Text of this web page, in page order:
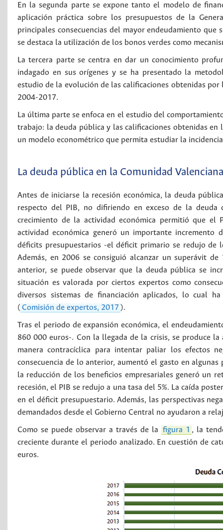
En la segunda parte se expone tanto el modelo de
aplicación práctica sobre los presupuestos de la
principales consecuencias del mayor endeudamiento
se destaca la utilización de los bonos verdes como
La tercera parte se centra en dar un conocimiento
indagado en sus orígenes y se ha presentado la
estudio de la evolución de las calificaciones obtenidas
2004-2017.
La última parte se enfoca en el estudio del
trabajo: la deuda pública y las calificaciones obtenidas
un modelo econométrico que permita estudiar la
La deuda pública en la Comunidad Valenciana
Antes de iniciarse la recesión económica, la deuda
respecto del PIB, no difiriendo en exceso de la deuda
crecimiento de la actividad económica permitió que el
actividad económica generó un importante
déficits presupuestarios -el déficit primario se redujo
Además, en 2006 se consiguió alcanzar un superávit
anterior, se puede observar que la deuda pública se
situación es valorada por ciertos expertos como
diversos sistemas de financiación aplicados, lo cual
( Comisión de expertos, 2017 ).
Tras el periodo de expansión económica, el
860 000 euros-. Con la llegada de la crisis, se produce
manera contracíclica para intentar paliar los efectos
consecuencia de lo anterior, aumentó el gasto en
la reducción de los beneficios empresariales generó un
recesión, el PIB se redujo a una tasa del 5%. La caída
en el déficit presupuestario. Además, las perspectivas
demandados desde el Gobierno Central no ayudaron a
Como se puede observar a través de la figura 1 , la
creciente durante el periodo analizado. En cuestión de
euros.